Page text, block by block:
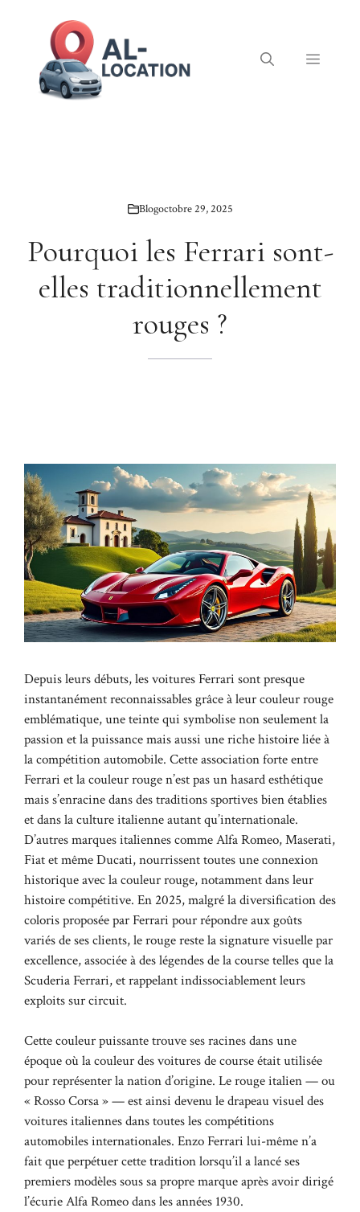
Menu
Blogoctobre 29, 2025
Pourquoi les Ferrari sont-
elles traditionnellement
rouges ?
Depuis leurs débuts, les voitures Ferrari sont presque
instantanément reconnaissables grâce à leur couleur rouge
emblématique, une teinte qui symbolise non seulement la
passion et la puissance mais aussi une riche histoire liée à
la compétition automobile. Cette association forte entre
Ferrari et la couleur rouge n’est pas un hasard esthétique
mais s’enracine dans des traditions sportives bien établies
et dans la culture italienne autant qu’internationale.
D’autres marques italiennes comme Alfa Romeo, Maserati,
Fiat et même Ducati, nourrissent toutes une connexion
historique avec la couleur rouge, notamment dans leur
histoire compétitive. En 2025, malgré la diversification des
coloris proposée par Ferrari pour répondre aux goûts
variés de ses clients, le rouge reste la signature visuelle par
excellence, associée à des légendes de la course telles que la
Scuderia Ferrari, et rappelant indissociablement leurs
exploits sur circuit.
Cette couleur puissante trouve ses racines dans une
époque où la couleur des voitures de course était utilisée
pour représenter la nation d’origine. Le rouge italien — ou
« Rosso Corsa » — est ainsi devenu le drapeau visuel des
voitures italiennes dans toutes les compétitions
automobiles internationales. Enzo Ferrari lui-même n’a
fait que perpétuer cette tradition lorsqu’il a lancé ses
premiers modèles sous sa propre marque après avoir dirigé
l’écurie Alfa Romeo dans les années 1930.